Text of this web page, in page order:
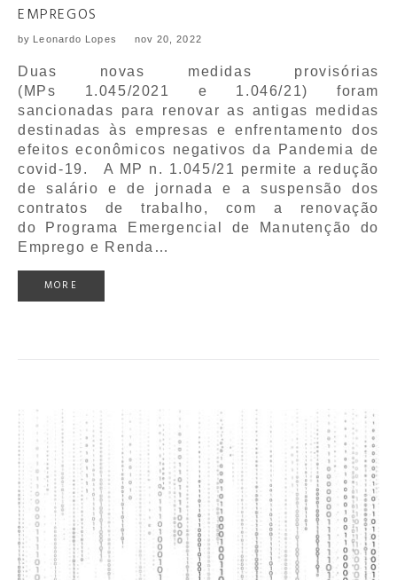
EMPREGOS
by Leonardo Lopes nov 20, 2022
Duas novas medidas provisórias
(MPs 1.045/2021 e 1.046/21) foram
sancionadas para renovar as antigas medidas
destinadas às empresas e enfrentamento dos
efeitos econômicos negativos da Pandemia de
covid-19. A MP n. 1.045/21 permite a redução
de salário e de jornada e a suspensão dos
contratos de trabalho, com a renovação
do Programa Emergencial de Manutenção do
Emprego e Renda…
MORE